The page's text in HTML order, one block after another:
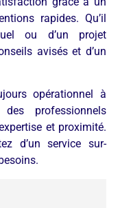
rapides. Qu’il
ou d’un projet
avisés et d’un
opérationnel à
professionnels
et proximité.
d’un service sur-